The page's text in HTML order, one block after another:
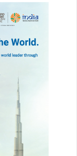
भक्त समान हैं, इसलिए
को प्राथमिकता